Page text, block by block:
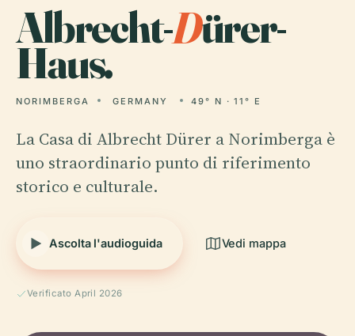
Albrecht-Dürer-
Haus.
NORIMBERGA GERMANY 49° N · 11° E
La Casa di Albrecht Dürer a Norimberga è
uno straordinario punto di riferimento
storico e culturale.
Ascolta l'audioguida Vedi mappa
Verificato April 2026